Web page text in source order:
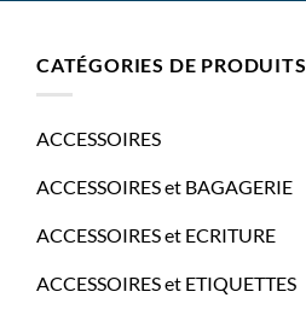
CATÉGORIES DE PRODUITS
ACCESSOIRES
ACCESSOIRES et BAGAGERIE
ACCESSOIRES et ECRITURE
ACCESSOIRES et ETIQUETTES